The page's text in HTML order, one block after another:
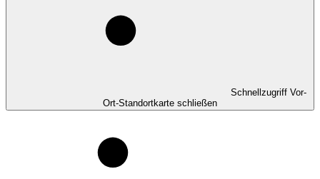
Schnellzugriff Vor-
Ort-Standortkarte schließen